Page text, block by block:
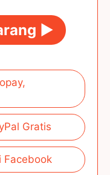
►
Gratis
Facebook